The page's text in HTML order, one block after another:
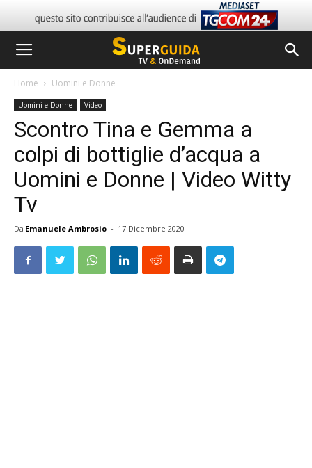
Home Uomini e Donne
Uomini e Donne Video
Scontro Tina e Gemma a
colpi di bottiglie d’acqua a
Uomini e Donne | Video Witty
Tv
Da Emanuele Ambrosio - 17 Dicembre 2020